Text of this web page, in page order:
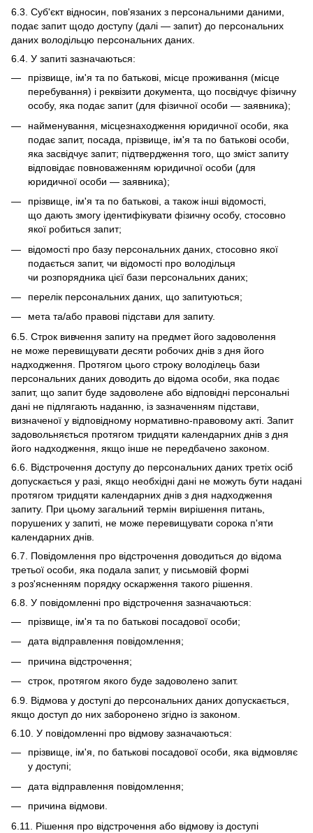
6.3. Суб'єкт відносин, пов'язаних з персональними даними,
подає запит щодо доступу (далі — запит) до персональних
даних володільцю персональних даних.
6.4. У запиті зазначаються:
прізвище, ім'я та по батькові, місце проживання (місце
перебування) і реквізити документа, що посвідчує фізичну
особу, яка подає запит (для фізичної особи — заявника);
найменування, місцезнаходження юридичної особи, яка
подає запит, посада, прізвище, ім'я та по батькові особи,
яка засвідчує запит; підтвердження того, що зміст запиту
відповідає повноваженням юридичної особи (для
юридичної особи — заявника);
прізвище, ім'я та по батькові, а також інші відомості,
що дають змогу ідентифікувати фізичну особу, стосовно
якої робиться запит;
відомості про базу персональних даних, стосовно якої
подається запит, чи відомості про володільця
чи розпорядника цієї бази персональних даних;
перелік персональних даних, що запитуються;
мета та/або правові підстави для запиту.
6.5. Строк вивчення запиту на предмет його задоволення
не може перевищувати десяти робочих днів з дня його
надходження. Протягом цього строку володілець бази
персональних даних доводить до відома особи, яка подає
запит, що запит буде задоволене або відповідні персональні
дані не підлягають наданню, із зазначенням підстави,
визначеної у відповідному нормативно-правовому акті. Запит
задовольняється протягом тридцяти календарних днів з дня
його надходження, якщо інше не передбачено законом.
6.6. Відстрочення доступу до персональних даних третіх осіб
допускається у разі, якщо необхідні дані не можуть бути надані
протягом тридцяти календарних днів з дня надходження
запиту. При цьому загальний термін вирішення питань,
порушених у запиті, не може перевищувати сорока п'яти
календарних днів.
6.7. Повідомлення про відстрочення доводиться до відома
третьої особи, яка подала запит, у письмовій формі
з роз'ясненням порядку оскарження такого рішення.
6.8. У повідомленні про відстрочення зазначаються:
прізвище, ім'я та по батькові посадової особи;
дата відправлення повідомлення;
причина відстрочення;
строк, протягом якого буде задоволено запит.
6.9. Відмова у доступі до персональних даних допускається,
якщо доступ до них заборонено згідно із законом.
6.10. У повідомленні про відмову зазначаються:
прізвище, ім'я, по батькові посадової особи, яка відмовляє
у доступі;
дата відправлення повідомлення;
причина відмови.
6.11. Рішення про відстрочення або відмову із доступі